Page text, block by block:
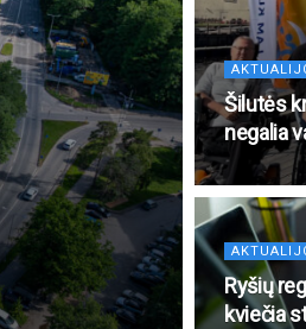
Šilutės
negalia
Ryšių
kviečia